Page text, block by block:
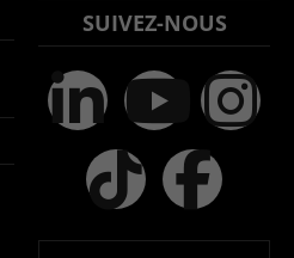
SUIVEZ-NOUS